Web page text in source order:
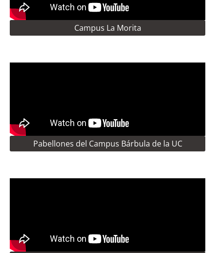
Campus La Morita
Pabellones del Campus Bárbula de la UC